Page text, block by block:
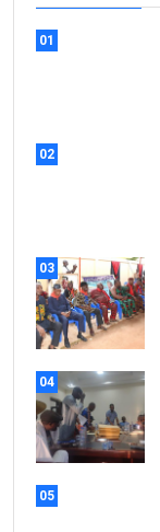
01
02
03
04
05